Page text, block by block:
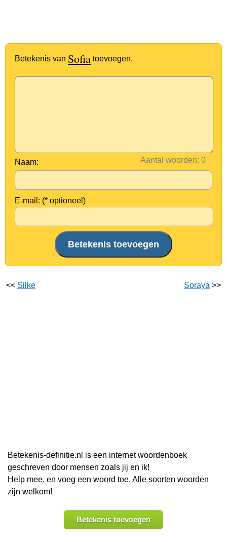
Betekenis van Sofia toevoegen.
Aantal woorden:
Naam:
E-mail: (* optioneel)
<< Silke Soraya >>
Betekenis-definitie.nl is een internet woordenboek
geschreven door mensen zoals jij en ik!
Help mee, en voeg een woord toe. Alle soorten woorden
zijn welkom!
Betekenis toevoegen